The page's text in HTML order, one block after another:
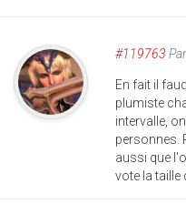
#119763 Par
En fait il
plumiste
intervalle,
personnes.
aussi que
vote la taille